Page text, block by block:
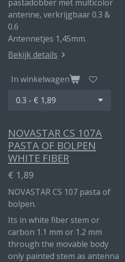
pastadobber met multicolor
antenne, verkrijgbaar 0.3 &
0.6
Antennetjes 1,45mm.
Bekijk details
In winkelwagen
NOVASTAR CS 107A
PASTA OF BOLPEN
WHITE FIBER
€ 1,89
NOVASTAR CS 107 pasta of
bolpen.
Its in white fiber stem or
carbon 1.1 mm or 1.2 mm
through the movable body
only painted stem as antenna